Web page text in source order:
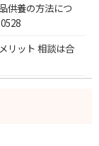
供養の方法につ
リット 相談は合